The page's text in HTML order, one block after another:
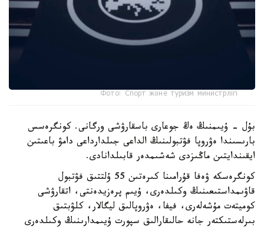
Фото: Спорт және туризм министрлігі
بۇل - ۇيىمنىڭ ەڭ جوعارى باسقارۋشى ورگانى. كونگرەسس
بارىسىندا ەۋروپا فۋتبولىنىڭ الداعى جىلدارداعى دامۋ باعىتىن
ايقىندايتىن ماڭىزدى شەشىمدەر قابىلدانادى.
كونگرەسكە ۋەفا قۇرامىنا كىرەتىن 55 ۇلتتىق فۋتبول
قاۋىمداستىعىنىڭ وكىلدەرى، ۇيىم پرەزيدەنتى، اتقارۋشى
كوميتەت مۇشەلەرى، فيفا، ەۋروپالىق ليگالار، كلۋبتىق
بىرلەستىكتەر جانە حالىقارالىق سپورت ۇيىمدارىنىڭ وكىلدەرى